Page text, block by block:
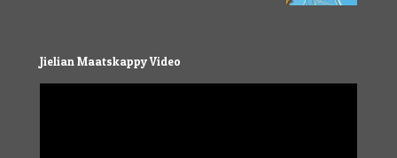
Jielian Maatskappy Video